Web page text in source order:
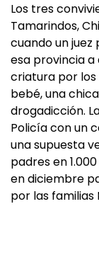
Los tres
Tamarindos,
cuando un juez
esa provincia
criatura por los
bebé, una
drogadicción.
Policía con un
una supuesta
padres en
en diciembre
por las familias